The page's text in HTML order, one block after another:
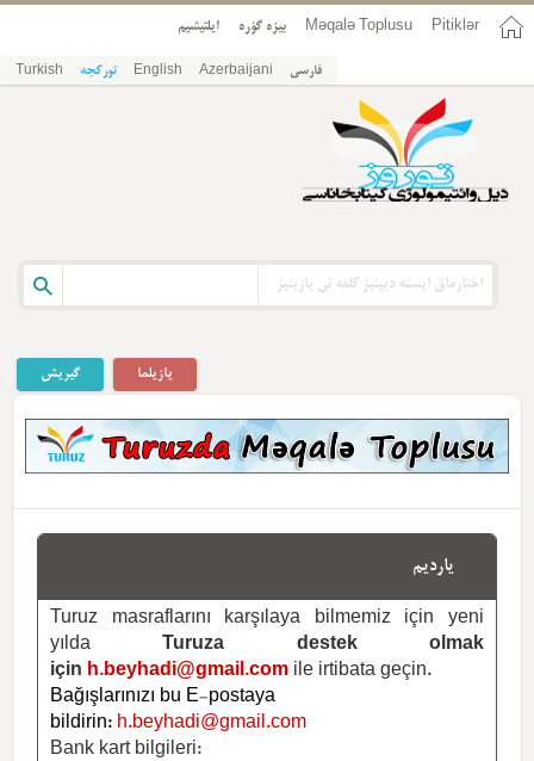
Pitiklər
Məqalə Toplusu بیزه گؤره ایلتیشیم
فارسی Azerbaijani
English تورکجه Turkish
گیریش یازیلما
یاردیم
Turuz masraflarını karşılaya bilmemiz için yeni
yılda
Turuza destek olmak
için h.beyhadi@gmail.com ile irtibata geçin.
Bağışlarınızı bu E-postaya
bildirin: h.beyhadi@gmail.com
Bank kart bilgileri: